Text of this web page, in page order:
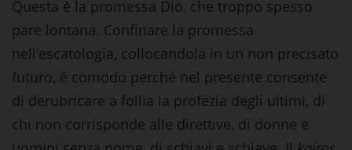
Questa è la promessa Dio, che troppo spesso
pare lontana. Confinare la promessa
nell’escatologia, collocandola in un non precisato
futuro, è comodo perché nel presente consente
di derubricare a follia la profezia degli ultimi, di
chi non corrisponde alle direttive, di donne e